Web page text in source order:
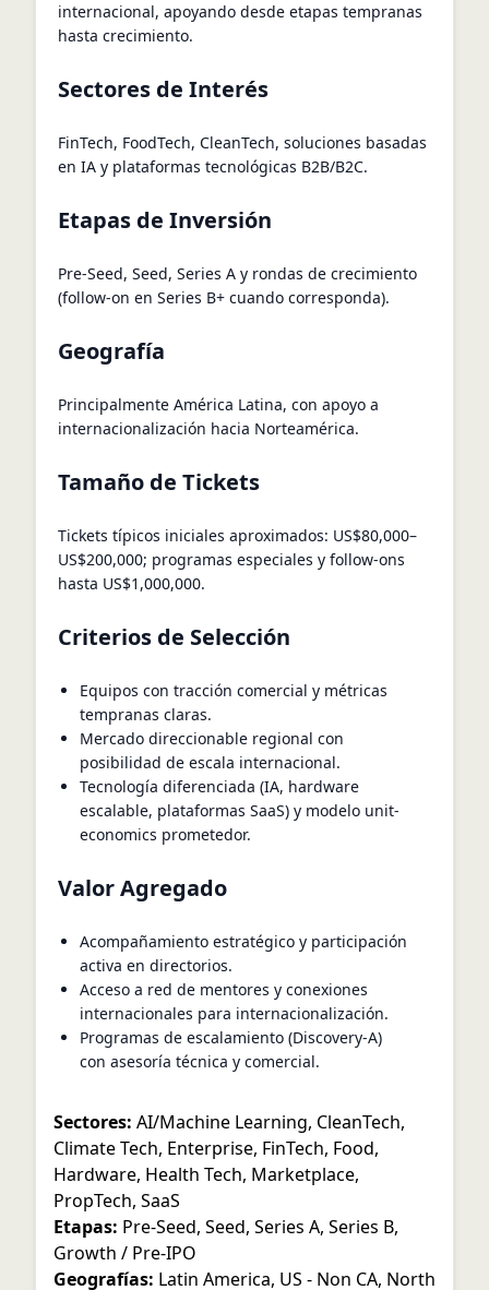
internacional, apoyando desde etapas tempranas
hasta crecimiento.
Sectores de Interés
FinTech, FoodTech, CleanTech, soluciones basadas
en IA y plataformas tecnológicas B2B/B2C.
Etapas de Inversión
Pre-Seed, Seed, Series A y rondas de crecimiento
(follow-on en Series B+ cuando corresponda).
Geografía
Principalmente América Latina, con apoyo a
internacionalización hacia Norteamérica.
Tamaño de Tickets
Tickets típicos iniciales aproximados: US$80,000–
US$200,000; programas especiales y follow-ons
hasta US$1,000,000.
Criterios de Selección
Equipos con tracción comercial y métricas
tempranas claras.
Mercado direccionable regional con
posibilidad de escala internacional.
Tecnología diferenciada (IA, hardware
escalable, plataformas SaaS) y modelo unit-
economics prometedor.
Valor Agregado
Acompañamiento estratégico y participación
activa en directorios.
Acceso a red de mentores y conexiones
internacionales para internacionalización.
Programas de escalamiento (Discovery-A)
con asesoría técnica y comercial.
Sectores: AI/Machine Learning, CleanTech,
Climate Tech, Enterprise, FinTech, Food,
Hardware, Health Tech, Marketplace,
PropTech, SaaS
Etapas: Pre-Seed, Seed, Series A, Series B,
Growth / Pre-IPO
Geografías: Latin America, US - Non CA, North